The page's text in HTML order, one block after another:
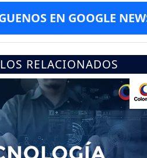
EN GOOGLE
RELACIONADOS